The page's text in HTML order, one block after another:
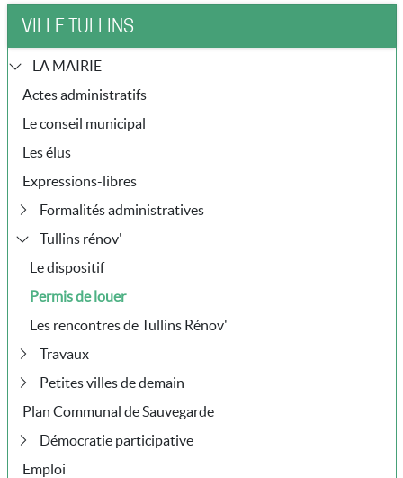
VILLE TULLINS
LA MAIRIE
Actes administratifs
Le conseil municipal
Les élus
Expressions-libres
Formalités administratives
Tullins rénov'
Le dispositif
Permis de louer
Les rencontres de Tullins Rénov'
Travaux
Petites villes de demain
Plan Communal de Sauvegarde
Démocratie participative
Emploi